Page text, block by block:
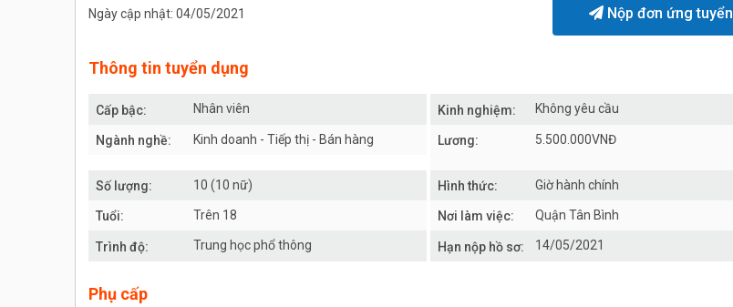
Ngày cập nhật: 04/05/2021 Nộp đơn ứng tuyển
Thông tin tuyển dụng
Cấp bậc: Nhân viên Kinh nghiệm: Không yêu cầu
Ngành nghề: Kinh doanh - Tiếp thị - Bán hàng Lương: 5.500.000VNĐ
Số lượng: 10 (10 nữ) Hình thức: Giờ hành chính
Tuổi: Trên 18 Nơi làm việc: Quận Tân Bình
Trình độ: Trung học phổ thông Hạn nộp hồ sơ: 14/05/2021
Phụ cấp